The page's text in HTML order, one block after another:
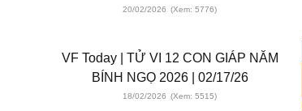
20/02/2026 (Xem: 5776)
VF Today | TỬ VI 12 CON GIÁP NĂM
BÍNH NGỌ 2026 | 02/17/26
18/02/2026 (Xem: 5515)